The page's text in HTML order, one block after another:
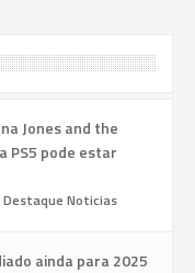
Jones and the
PS5 pode estar
Destaque Noticias
ainda para 2025